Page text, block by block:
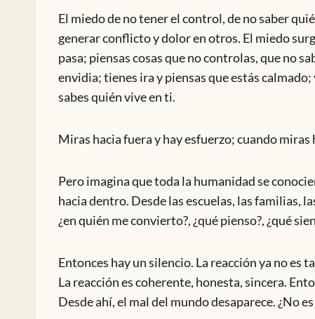
El miedo de no tener el control, de no saber
generar conflicto y dolor en otros. El miedo
pasa; piensas cosas que no controlas, que no
envidia; tienes ira y piensas que estás
sabes quién vive en ti.
Miras hacia fuera y hay esfuerzo; cuando miras
Pero imagina que toda la humanidad se
hacia dentro. Desde las escuelas, las familias,
¿en quién me convierto?, ¿qué pienso?, ¿qué
Entonces hay un silencio. La reacción ya no es
La reacción es coherente, honesta, sincera.
Desde ahí, el mal del mundo desaparece. ¿No